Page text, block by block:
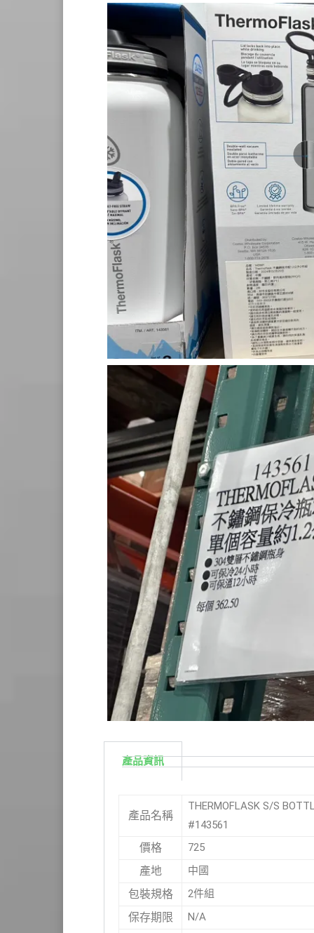
產品資訊
產品名稱
THERMOFLASK S/S
#143561
價格 725
產地 中國
包裝規格 2件組
保存期限 N/A